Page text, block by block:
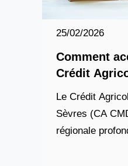
25/02/2026
Comment
Crédit
Le Crédit
Sèvres (CA
régionale